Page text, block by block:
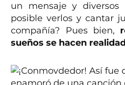
un mensaje y diversos
posible verlos y cantar
compañía? Pues bien,
sueños se hacen